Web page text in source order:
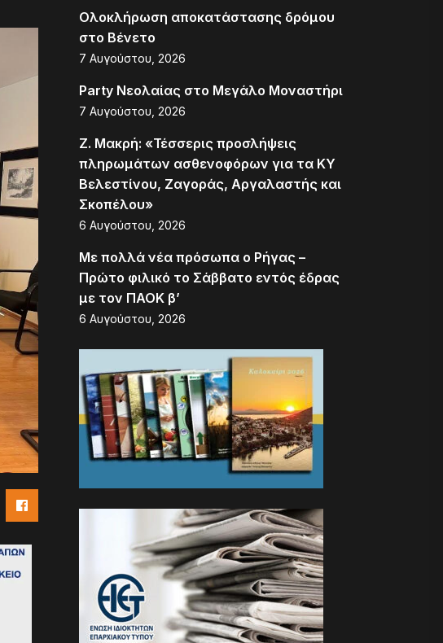
Ολοκλήρωση αποκατάστασης δρόμου
στο Βένετο
7 Αυγούστου, 2026
Party Νεολαίας στο Μεγάλο Μοναστήρι
7 Αυγούστου, 2026
Ζ. Μακρή: «Τέσσερις προσλήψεις
πληρωμάτων ασθενοφόρων για τα ΚΥ
Βελεστίνου, Ζαγοράς, Αργαλαστής και
Σκοπέλου»
6 Αυγούστου, 2026
Με πολλά νέα πρόσωπα ο Ρήγας –
Πρώτο φιλικό το Σάββατο εντός έδρας
με τον ΠΑΟΚ β’
6 Αυγούστου, 2026